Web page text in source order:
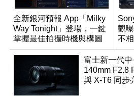
全新銀河預報 App「Milky
Way Tonight」登場，一鍵
掌握最佳拍攝時機與構圖
觀
不
富士新一代
140mm F2.8
與 X-T6 同步